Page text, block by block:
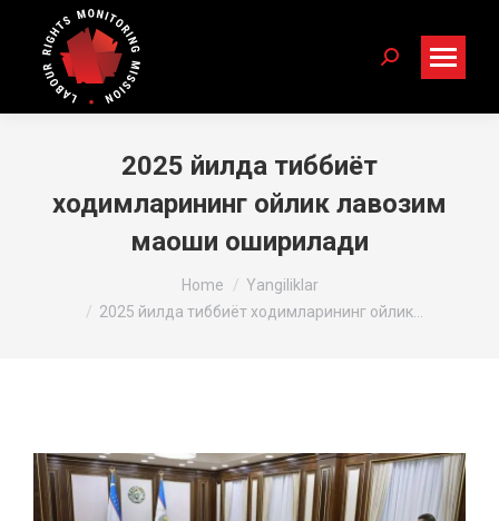
Search:
2025 йилда тиббиёт
ходимларининг ойлик лавозим
маоши оширилади
Home
Yangiliklar
2025 йилда тиббиёт ходимларининг ойлик…